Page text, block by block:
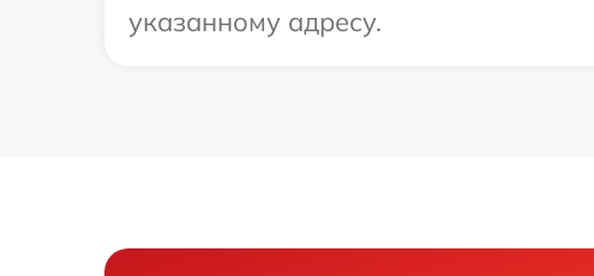
указанному адресу.